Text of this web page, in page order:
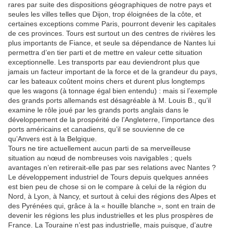
rares par suite des dispositions géographiques de notre pays et
seules les villes telles que Dijon, trop éloignées de la côte, et
certaines exceptions comme Paris, pourront devenir les capitales
de ces provinces. Tours est surtout un des centres de rivières les
plus importants de Fiance, et seule sa dépendance de Nantes lui
permettra d’en tier parti et de mettre en valeur cette situation
exceptionnelle. Les transports par eau deviendront plus que
jamais un facteur important de la force et de la grandeur du pays,
car les bateaux coûtent moins chers et durent plus longtemps
que les wagons (à tonnage égal bien entendu) : mais si l’exemple
des grands ports allemands est désagréable à M. Louis B., qu’il
examine le rôle joué par les grands ports anglais dans le
développement de la prospérité de l’Angleterre, l’importance des
ports américains et canadiens, qu’il se souvienne de ce
qu’Anvers est à la Belgique.
Tours ne tire actuellement aucun parti de sa merveilleuse
situation au nœud de nombreuses vois navigables ; quels
avantages n’en retirerait-elle pas par ses relations avec Nantes ?
Le développement industriel de Tours depuis quelques années
est bien peu de chose si on le compare à celui de la région du
Nord, à Lyon, à Nancy, et surtout à celui des régions des Alpes et
des Pyrénées qui, grâce à la « houille blanche », sont en train de
devenir les régions les plus industrielles et les plus prospères de
France. La Touraine n’est pas industrielle, mais puisque, d’autre